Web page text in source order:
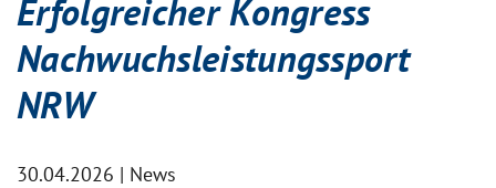
Erfolgreicher Kongress
Nachwuchsleistungssport
NRW
30.04.2026 | News